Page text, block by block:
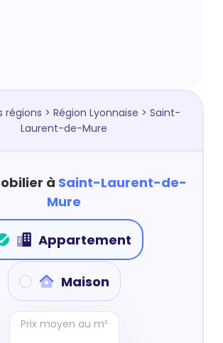
régions > Région Lyonnaise > Saint-
Laurent-de-Mure
à Saint-Laurent-de-
Mure
Appartement
Maison
Prix moyen au m²